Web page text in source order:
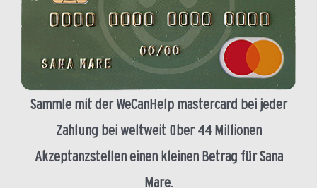
Sammle mit der WeCanHelp mastercard bei jeder
Zahlung bei weltweit über 44 Millionen
Akzeptanzstellen einen kleinen Betrag für Sana
Mare.